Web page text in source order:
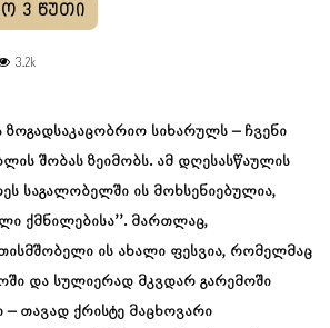
3.2k
ზოგადსაკაცობრიო სიხარულს – ჩვენი
შობას ზეიმობს. ამ დღესასწაულის
საგალობელში ის მოხსენიებულია,
ქმნილებისა’’. მართლაც,
ის ახალი ფესვია, რომელმაც
და სულიერად მკვდარ გარემოში
თავად ქრისტე მაცხოვარი